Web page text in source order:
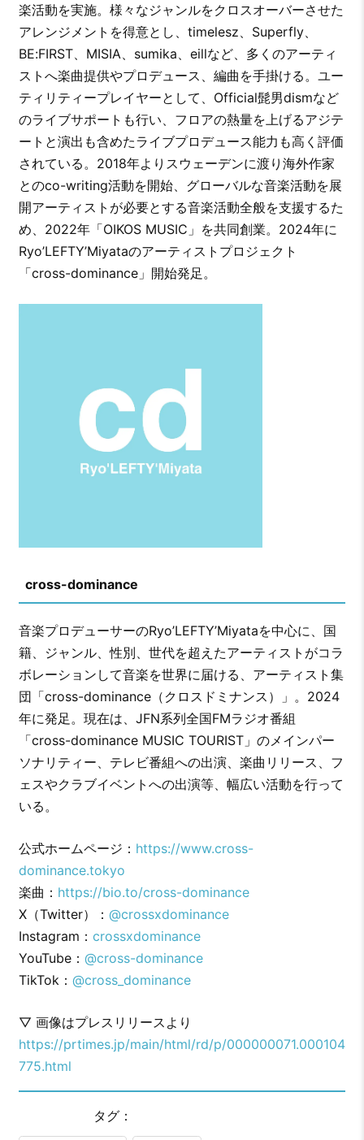
楽活動を実施。様々なジャンルをクロスオーバーさせた
アレンジメントを得意とし、timelesz、Superfly、
BE:FIRST、MISIA、sumika、eillなど、多くのアーティ
ストへ楽曲提供やプロデュース、編曲を手掛ける。ユー
ティリティープレイヤーとして、Official髭男dismなど
のライブサポートも行い、フロアの熱量を上げるアジテ
ートと演出も含めたライブプロデュース能力も高く評価
されている。2018年よりスウェーデンに渡り海外作家
とのco-writing活動を開始、グローバルな音楽活動を展
開アーティストが必要とする音楽活動全般を支援するた
め、2022年「OIKOS MUSIC」を共同創業。2024年に
Ryo’LEFTY’Miyataのアーティストプロジェクト
「cross-dominance」開始発足。
cross-dominance
音楽プロデューサーのRyo’LEFTY’Miyataを中心に、国
籍、ジャンル、性別、世代を超えたアーティストがコラ
ボレーションして音楽を世界に届ける、アーティスト集
団「cross-dominance（クロスドミナンス）」。2024
年に発足。現在は、JFN系列全国FMラジオ番組
「cross-dominance MUSIC TOURIST」のメインパー
ソナリティー、テレビ番組への出演、楽曲リリース、フ
ェスやクラブイベントへの出演等、幅広い活動を行って
いる。
公式ホームページ： https://www.cross-
dominance.tokyo
楽曲： https://bio.to/cross-dominance
X（Twitter）： @crossxdominance
Instagram： crossxdominance
YouTube： @cross-dominance
TikTok： @cross_dominance
▽ 画像はプレスリリースより
https://prtimes.jp/main/html/rd/p/000000071.000104
775.html
タグ：